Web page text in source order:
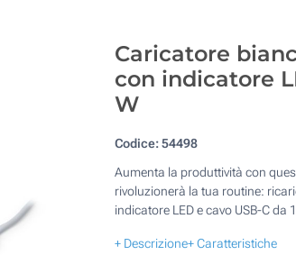
Caricatore
con indicatore
W
Codice: 54498
Aumenta la produttività con
rivoluzionerà la tua routine:
indicatore LED e cavo USB-C da
+ Descrizione+ Caratteristiche